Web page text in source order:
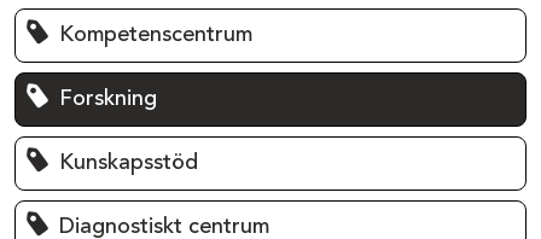
Kompetenscentrum
Forskning
Kunskapsstöd
Diagnostiskt centrum